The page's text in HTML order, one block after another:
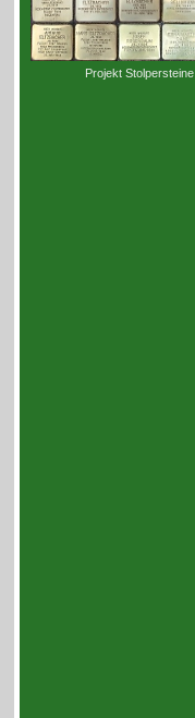
Projekt Stolpersteine